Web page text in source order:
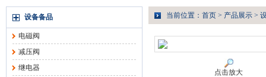
设备备品
电磁阀
减压阀
继电器
当前位置： 首页 > 产品展示 >
点击放大